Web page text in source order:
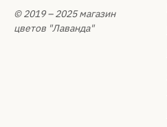
© 2019 – 2025 магазин
цветов "Лаванда"